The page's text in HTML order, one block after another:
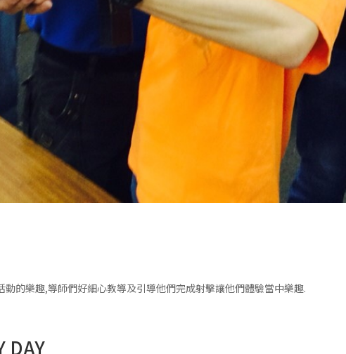
動的樂趣,導師們好細心教導及引導他們完成射擊讓他們體驗當中樂趣.
DAY